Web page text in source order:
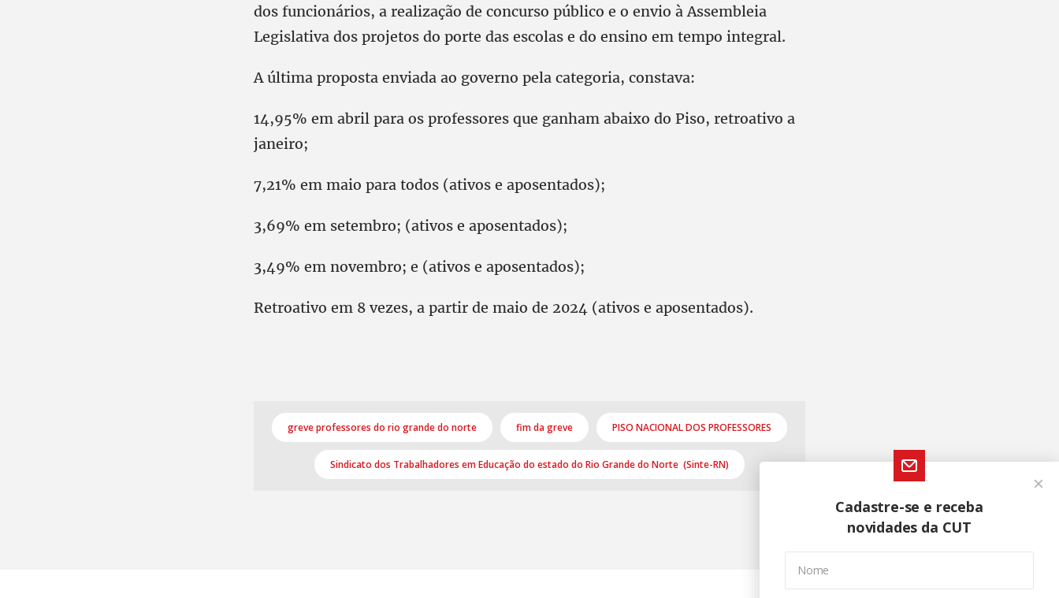
dos funcionários, a realização de concurso público e o envio à Assembleia
Legislativa dos projetos do porte das escolas e do ensino em tempo integral.
A última proposta enviada ao governo pela categoria, constava:
14,95% em abril para os professores que ganham abaixo do Piso, retroativo a
janeiro;
7,21% em maio para todos (ativos e aposentados);
3,69% em setembro; (ativos e aposentados);
3,49% em novembro; e (ativos e aposentados);
Retroativo em 8 vezes, a partir de maio de 2024 (ativos e aposentados).
greve professores do rio grande do norte fim da greve PISO NACIONAL DOS PROFESSORES
Sindicato dos Trabalhadores em Educação do estado do Rio Grande do Norte (Sinte-RN)
Cadastre-se e receba
novidades da CUT
Nome